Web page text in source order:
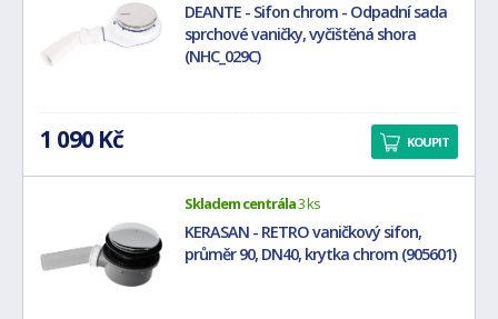
DEANTE - Sifon chrom - Odpadní sada
sprchové vaničky, vyčištěná shora
(NHC_029C)
1 090 Kč KOUPIT
Skladem centrála3 ks
KERASAN - RETRO vaničkový sifon,
průměr 90, DN40, krytka chrom (905601)